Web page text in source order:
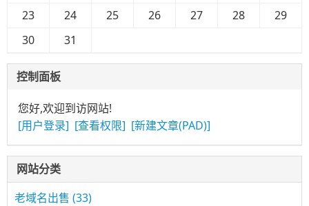
23
24 25 26 27 28
29
30
31
控制面板
您好,欢迎到访网站!
[用户登录] [查看权限] [新建文章(PAD)]
网站分类
老域名出售 (33)